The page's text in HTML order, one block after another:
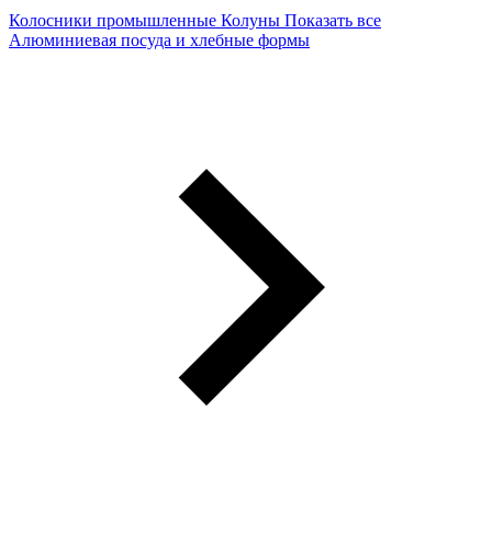
Колосники промышленные Колуны Показать все
Алюминиевая посуда и хлебные формы